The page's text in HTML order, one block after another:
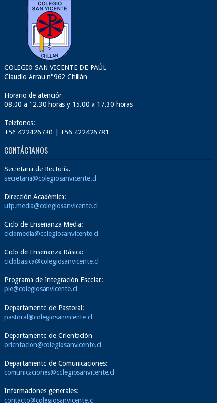
COLEGIO SAN VICENTE DE PAÚL
Claudio Arrau n°962 Chillán
Horario de atención
08.00 a 12.30 horas y 15.00 a 17.30 horas
Teléfonos:
+56 422426780 | +56 422426781
CONTÁCTANOS
Secretaria de Rectoría:
secretaria@colegiosanvicente.cl
Dirección Académica:
utp.media@colegiosanvicente.cl
Ciclo de Enseñanza Media:
ciclomedia@colegiosanvicente.cl
Ciclo de Enseñanza Básica:
ciclobasica@colegiosanvicente.cl
Programa de Integración Escolar:
pie@colegiosanvicente.cl
Departamento de Pastoral:
pastoral@colegiosanvicente.cl
Departamento de Orientación:
orientacion@colegiosanvicente.cl
Departamento de Comunicaciones:
comunicaciones@colegiosanvicente.cl
Informaciones generales:
contacto@colegiosanvicente.cl